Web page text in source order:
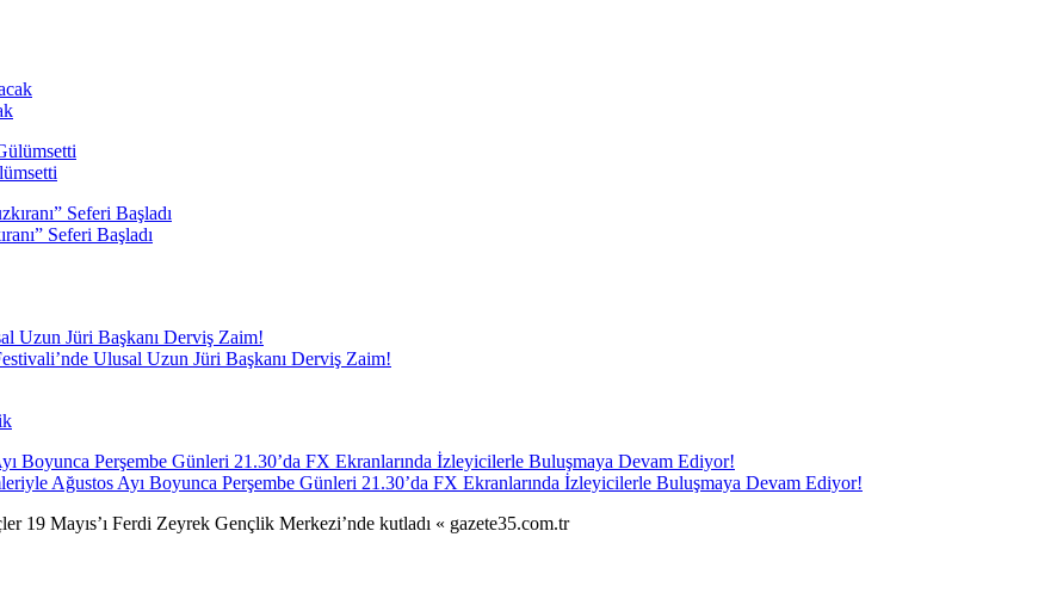
Seferi Başladı
Ulusal Uzun Jüri Başkanı Derviş Zaim!
Ağustos Ayı Boyunca Perşembe Günleri 21.30’da FX Ekranlarında İzleyicilerle Buluşmaya Devam Ediyor!